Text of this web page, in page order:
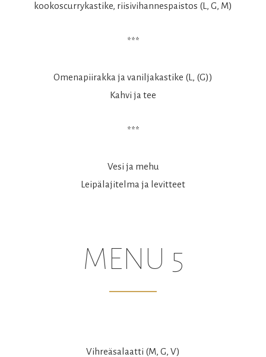
kookoscurrykastike, riisivihannespaistos (L, G, M)
***
Omenapiirakka ja vaniljakastike (L, (G))
Kahvi ja tee
***
Vesi ja mehu
Leipälajitelma ja levitteet
MENU 5
Vihreäsalaatti (M, G, V)